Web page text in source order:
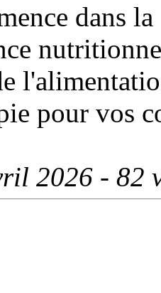
dans
pour vos
2026 - 82